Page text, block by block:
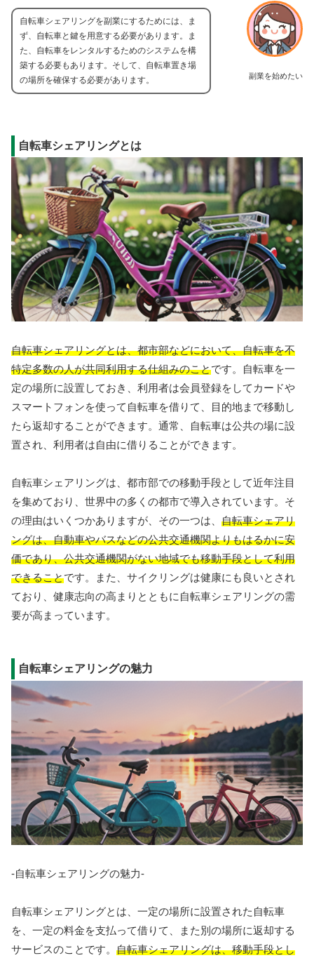
副業を始めたい
自転車シェアリングを副業にするためには、ま
ず、自転車と鍵を用意する必要があります。ま
た、自転車をレンタルするためのシステムを構
築する必要もあります。そして、自転車置き場
の場所を確保する必要があります。
自転車シェアリングとは
自転車シェアリングとは、都市部などにおいて、自転車を不
特定多数の人が共同利用する仕組みのことです。自転車を一
定の場所に設置しておき、利用者は会員登録をしてカードや
スマートフォンを使って自転車を借りて、目的地まで移動し
たら返却することができます。通常、自転車は公共の場に設
置され、利用者は自由に借りることができます。
自転車シェアリングは、都市部での移動手段として近年注目
を集めており、世界中の多くの都市で導入されています。そ
の理由はいくつかありますが、その一つは、 自転車シェアリ
ングは、自動車やバスなどの公共交通機関よりもはるかに安
価であり、公共交通機関がない地域でも移動手段として利用
できることです。また、サイクリングは健康にも良いとされ
ており、健康志向の高まりとともに自転車シェアリングの需
要が高まっています。
自転車シェアリングの魅力
-自転車シェアリングの魅力-
自転車シェアリングとは、一定の場所に設置された自転車
を、一定の料金を支払って借りて、また別の場所に返却する
サービスのことです。 自転車シェアリングは、移動手段とし